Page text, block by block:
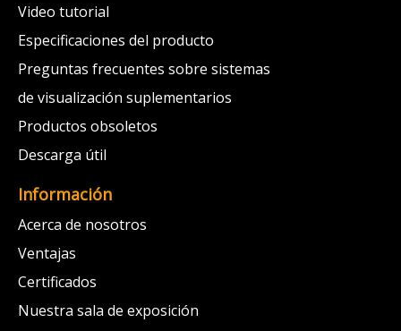
Video tutorial
Especificaciones del producto
Preguntas frecuentes sobre sistemas
de visualización suplementarios
Productos obsoletos
Descarga útil
Información
Acerca de nosotros
Ventajas
Certificados
Nuestra sala de exposición